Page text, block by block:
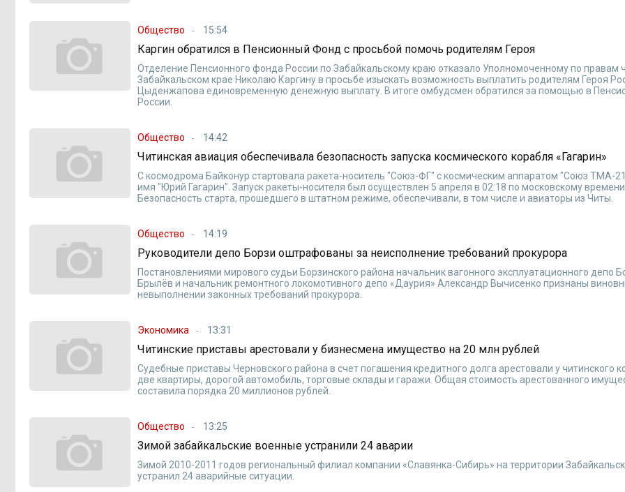
Общество 15:54
Каргин обратился в Пенсионный Фонд с просьбой помочь родителям Героя
Отделение Пенсионного фонда России по Забайкальскому краю отказало Уполномоченному по правам
Забайкальском крае Николаю Каргину в просьбе изыскать возможность выплатить родителям Героя
Цыденжапова единовременную денежную выплату. В итоге омбудсмен обратился за помощью в
России.
Общество 14:42
Читинская авиация обеспечивала безопасность запуска космического корабля «Гагарин»
С космодрома Байконур стартовала ракета-носитель "Союз-ФГ" с космическим аппаратом "Союз ТМА-
имя "Юрий Гагарин". Запуск ракеты-носителя был осуществлен 5 апреля в 02:18 по московскому
Безопасность старта, прошедшего в штатном режиме, обеспечивали, в том числе и авиаторы из Читы.
Общество 14:19
Руководители депо Борзи оштрафованы за неисполнение требований прокурора
Постановлениями мирового судьи Борзинского района начальник вагонного эксплуатационного депо
Брылёв и начальник ремонтного локомотивного депо «Даурия» Александр Вычисенко признаны
невыполнении законных требований прокурора.
Экономика 13:31
Читинские приставы арестовали у бизнесмена имущество на 20 млн рублей
Судебные приставы Черновского района в счет погашения кредитного долга арестовали у читинского
две квартиры, дорогой автомобиль, торговые склады и гаражи. Общая стоимость арестованного
составила порядка 20 миллионов рублей.
Общество 13:25
Зимой забайкальские военные устранили 24 аварии
Зимой 2010-2011 годов региональный филиал компании «Славянка-Сибирь» на территории
устранил 24 аварийные ситуации.